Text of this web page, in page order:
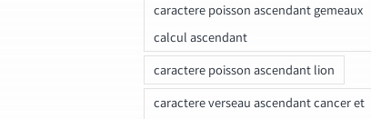
caractere poisson ascendant gemeaux
calcul ascendant
caractere poisson ascendant lion
caractere verseau ascendant cancer et